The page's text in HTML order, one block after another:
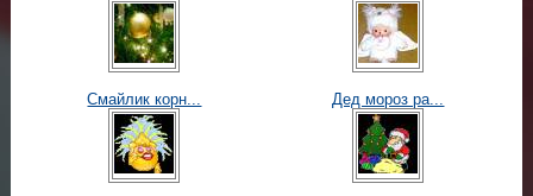
Смайлик корн... Дед мороз ра...